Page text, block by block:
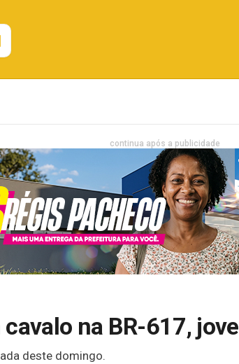
continua após a publicidade
na BR-617,
deste domingo.